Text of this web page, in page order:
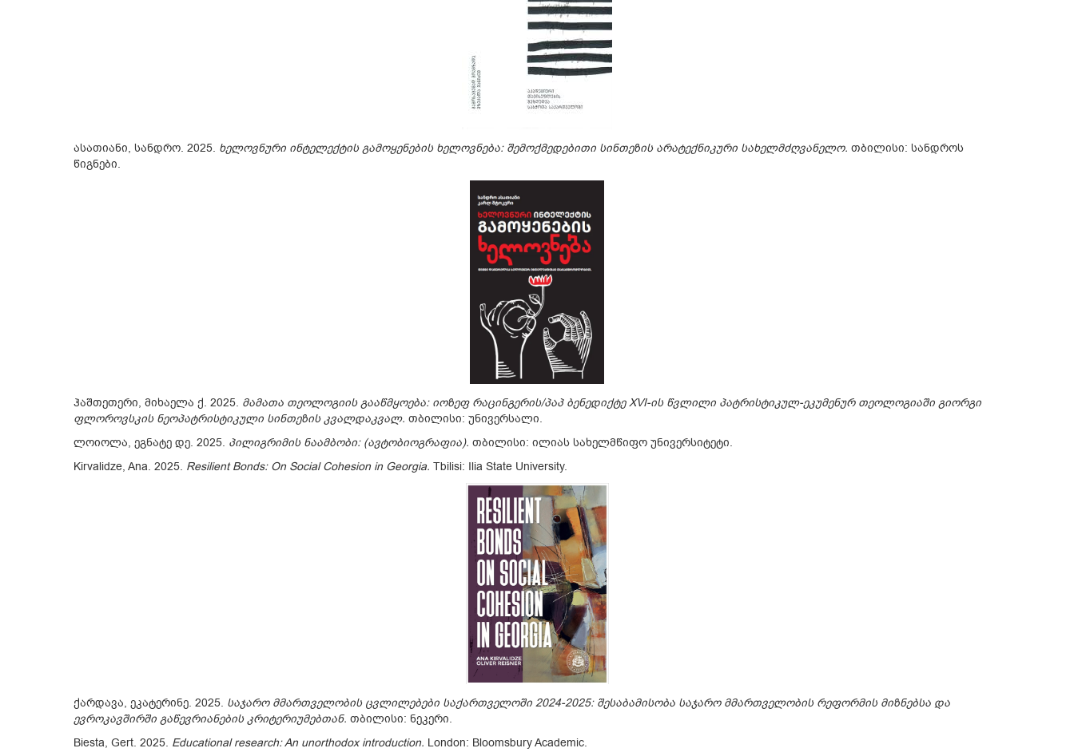
ასათიანი, სანდრო. 2025. ხელოვნური ინტელექტის გამოყენების ხელოვნება: შემოქმედებითი სინთეზის არატექნიკური სახელმძღვანელო. თბილისი: სანდროს
წიგნები.
ჰაშთეთერი, მიხაელა ქ. 2025. მამათა თეოლოგიის გააწმყოება: იოზეფ რაცინგერის/პაპ ბენედიქტე XVI-ის წვლილი პატრისტიკულ-ეკუმენურ თეოლოგიაში გიორგი
ფლოროვსკის ნეოპატრისტიკული სინთეზის კვალდაკვალ. თბილისი: უნივერსალი.
ლოიოლა, ეგნატე დე. 2025. პილიგრიმის ნაამბობი: (ავტობიოგრაფია). თბილისი: ილიას სახელმწიფო უნივერსიტეტი.
Kirvalidze, Ana. 2025. Resilient Bonds: On Social Cohesion in Georgia. Tbilisi: Ilia State University.
ქარდავა, ეკატერინე. 2025. საჯარო მმართველობის ცვლილებები საქართველოში 2024-2025: შესაბამისობა საჯარო მმართველობის რეფორმის მიზნებსა და
ევროკავშირში გაწევრიანების კრიტერიუმებთან. თბილისი: ნეკერი.
Biesta, Gert. 2025. Educational research: An unorthodox introduction. London: Bloomsbury Academic.